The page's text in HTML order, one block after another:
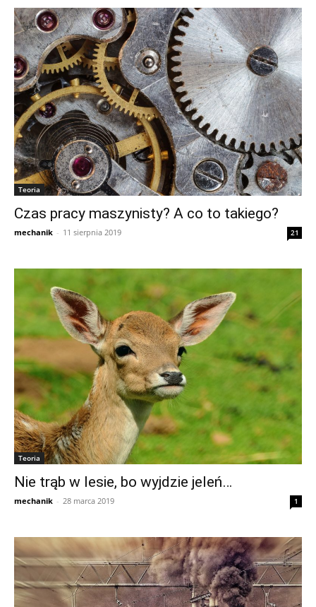
Teoria
Czas pracy maszynisty? A co to takiego?
mechanik - 11 sierpnia 2019 21
Teoria
Nie trąb w lesie, bo wyjdzie jeleń…
mechanik - 28 marca 2019 1